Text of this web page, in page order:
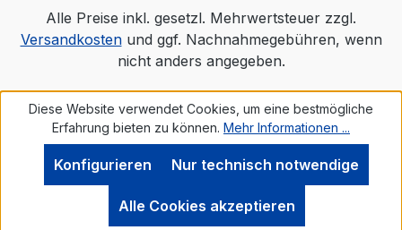
Alle Preise inkl. gesetzl. Mehrwertsteuer zzgl.
Versandkostenund ggf. Nachnahmegebühren, wenn
nicht anders angegeben.
Realisiert mit Shopware
Diese Website verwendet Cookies, um eine bestmögliche
Erfahrung bieten zu können. Mehr Informationen ...
Nur technisch notwendige
Konfigurieren
Alle Cookies akzeptieren